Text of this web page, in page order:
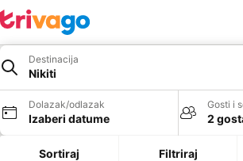
Destinacija
Nikiti
Dolazak/odlazak
Izaberi datume
Gosti i
2
Sortiraj Filtriraj